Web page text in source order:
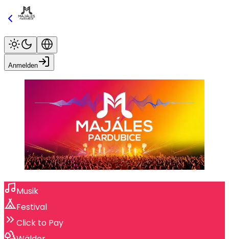
Anmelden
Musik
Festival
Click to Pay